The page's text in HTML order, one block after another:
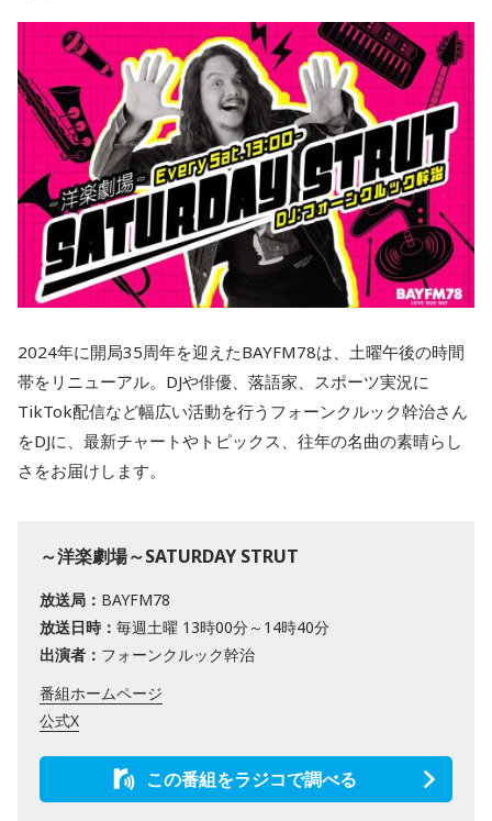
2024年に開局35周年を迎えたBAYFM78は、土曜午後の時間
帯をリニューアル。DJや俳優、落語家、スポーツ実況に
TikTok配信など幅広い活動を行うフォーンクルック幹治さん
をDJに、最新チャートやトピックス、往年の名曲の素晴らし
さをお届けします。
～洋楽劇場～SATURDAY STRUT
放送局： BAYFM78
放送日時： 毎週土曜 13時00分～14時40分
出演者： フォーンクルック幹治
番組ホームページ
公式X
この番組をラジコで調べる